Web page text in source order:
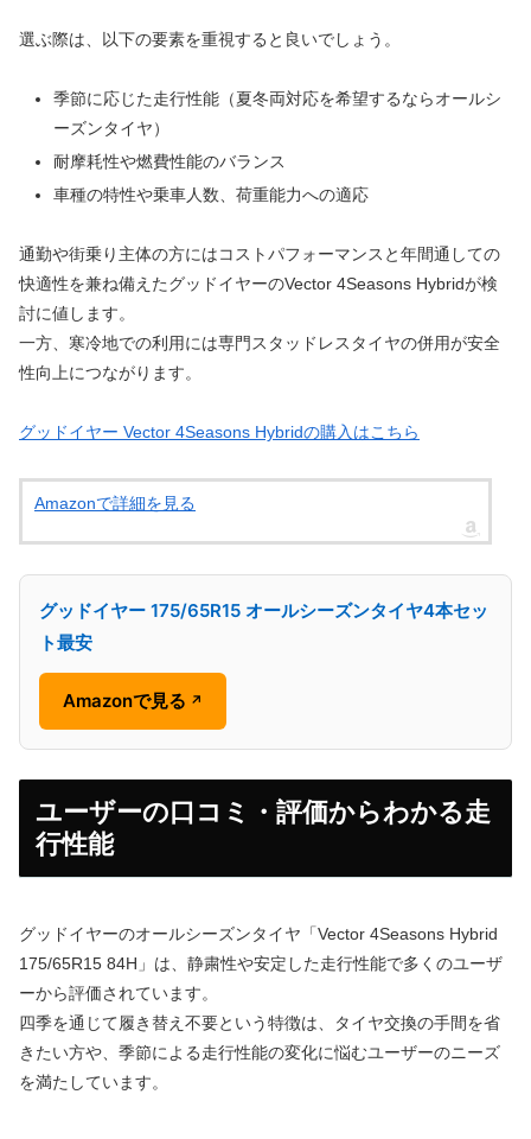
選ぶ際は、以下の要素を重視すると良いでしょう。
季節に応じた走行性能（夏冬両対応を希望するならオールシ
ーズンタイヤ）
耐摩耗性や燃費性能のバランス
車種の特性や乗車人数、荷重能力への適応
通勤や街乗り主体の方にはコストパフォーマンスと年間通しての
快適性を兼ね備えたグッドイヤーのVector 4Seasons Hybridが検
討に値します。
一方、寒冷地での利用には専門スタッドレスタイヤの併用が安全
性向上につながります。
グッドイヤー Vector 4Seasons Hybridの購入はこちら
Amazonで詳細を見る
グッドイヤー 175/65R15 オールシーズンタイヤ4本セッ
ト最安
Amazonで見る ↗
ユーザーの口コミ・評価からわかる走
行性能
グッドイヤーのオールシーズンタイヤ「Vector 4Seasons Hybrid
175/65R15 84H」は、静粛性や安定した走行性能で多くのユーザ
ーから評価されています。
四季を通じて履き替え不要という特徴は、タイヤ交換の手間を省
きたい方や、季節による走行性能の変化に悩むユーザーのニーズ
を満たしています。